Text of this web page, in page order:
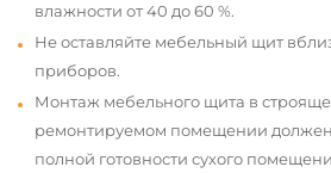
влажности от 40 до 60 %.
Не оставляйте мебельный щит
приборов.
Монтаж мебельного щита в
ремонтируемом помещении
полной готовности сухого